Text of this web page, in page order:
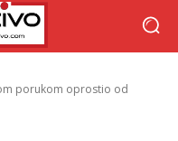
porukom oprostio od